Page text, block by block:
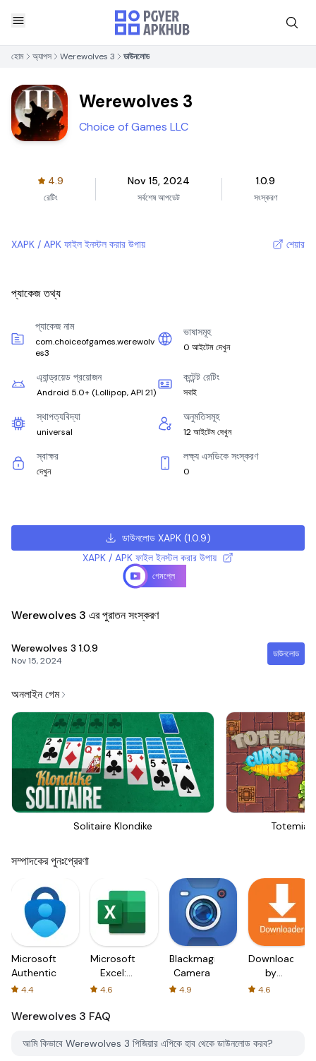
হোম অ্যাপস Werewolves 3 ডাউনলোড
Werewolves 3
Choice of Games LLC
4.9
রেটিং
Nov 15, 2024
সর্বশেষ আপডেট
1.0.9
সংস্করণ
XAPK / APK ফাইল ইনস্টল করার উপায় শেয়ার
প্যাকেজ তথ্য
প্যাকেজ নাম
com.choiceofgames.werewolv
es3
ভাষাসমূহ
0 আইটেম দেখুন
এ্যান্ড্রয়েড প্রয়োজন
Android 5.0+ (Lollipop, API 21)
কন্টেন্ট রেটিং
সবাই
স্থাপত্যবিদ্যা
universal
অনুমতিসমূহ
12 আইটেম দেখুন
স্বাক্ষর
দেখুন
লক্ষ্য এসডিকে সংস্করণ
0
ডাউনলোড XAPK(1.0.9)
XAPK / APK ফাইল ইনস্টল করার উপায়
গেমপ্লে
Werewolves 3 এর পুরাতন সংস্করণ
Werewolves 3 1.0.9
Nov 15, 2024
ডাউনলোড
অনলাইন গেম
Solitaire Klondike Totemia
সম্পাদকের পুনঃপ্রেরণা
Microsoft
Authenticator
4.4
Microsoft
Excel:
Spreadsheets
4.6
Blackmagic
Camera
4.9
Downloader
by
AFTVnews
4.6
Werewolves 3 FAQ
আমি কিভাবে Werewolves 3 পিজিয়ার এপিকে হাব থেকে ডাউনলোড করব?